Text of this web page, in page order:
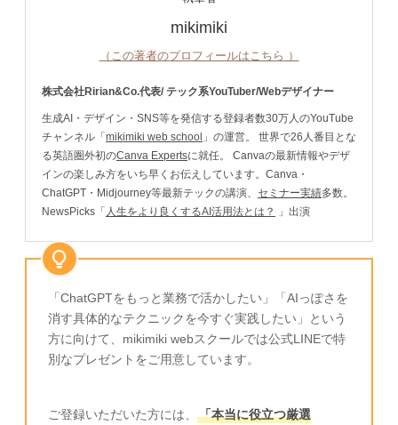
mikimiki
（この著者のプロフィールはこちら ）
株式会社Ririan&Co.代表/ テック系YouTuber/Webデザイナー
生成AI・デザイン・SNS等を発信する登録者数30万人のYouTube
チャンネル「 mikimiki web school 」の運営。 世界で26人番目とな
る英語圏外初のCanva Expertsに就任。 Canvaの最新情報やデザ
インの楽しみ方をいち早くお伝えしています。Canva・
ChatGPT・Midjourney等最新テックの講演、 セミナー実績多数。
NewsPicks「 人生をより良くするAI活用法とは？ 」出演
「ChatGPTをもっと業務で活かしたい」「AIっぽさを
消す具体的なテクニックを今すぐ実践したい」という
方に向けて、mikimiki webスクールでは公式LINEで特
別なプレゼントをご用意しています。
ご登録いただいた方には、「本当に役立つ厳選